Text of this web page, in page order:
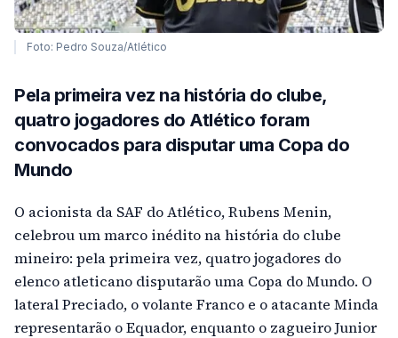
Foto: Pedro Souza/Atlético
Pela primeira vez na história do clube,
quatro jogadores do Atlético foram
convocados para disputar uma Copa do
Mundo
O acionista da SAF do Atlético, Rubens Menin,
celebrou um marco inédito na história do clube
mineiro: pela primeira vez, quatro jogadores do
elenco atleticano disputarão uma Copa do Mundo. O
lateral Preciado, o volante Franco e o atacante Minda
representarão o Equador, enquanto o zagueiro Junior